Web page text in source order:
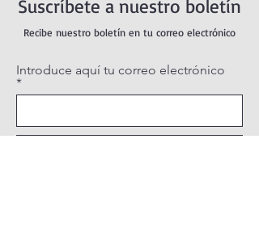
Suscríbete a nuestro boletín
Recibe nuestro boletín en tu correo electrónico
Introduce aquí tu correo electrónico